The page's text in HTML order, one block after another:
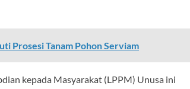
Prosesi Tanam Pohon Serviam
kepada Masyarakat (LPPM) Unusa ini